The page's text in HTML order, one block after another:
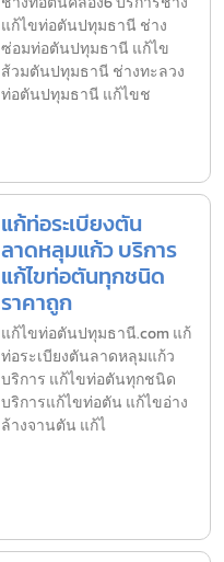
แก้ไขท่อตันปทุมธานี ช่าง
ซ่อมท่อตันปทุมธานี แก้ไข
ส้วมตันปทุมธานี ช่างทะลวง
ท่อตันปทุมธานี แก้ไขช
แก้ท่อระเบียงตัน
ลาดหลุมแก้ว บริการ
แก้ไขท่อตันทุกชนิด
ราคาถูก
แก้ไขท่อตันปทุมธานี.com แก้
ท่อระเบียงตันลาดหลุมแก้ว
บริการ แก้ไขท่อตันทุกชนิด
บริการแก้ไขท่อตัน แก้ไขอ่าง
ล้างจานตัน แก้ไ